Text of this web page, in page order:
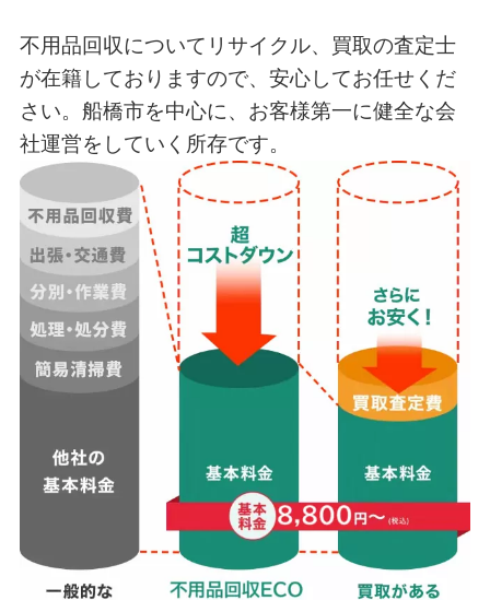
不用品回収についてリサイクル、買取の査定士
が在籍しておりますので、安心してお任せくだ
さい。船橋市を中心に、お客様第一に健全な会
社運営をしていく所存です。